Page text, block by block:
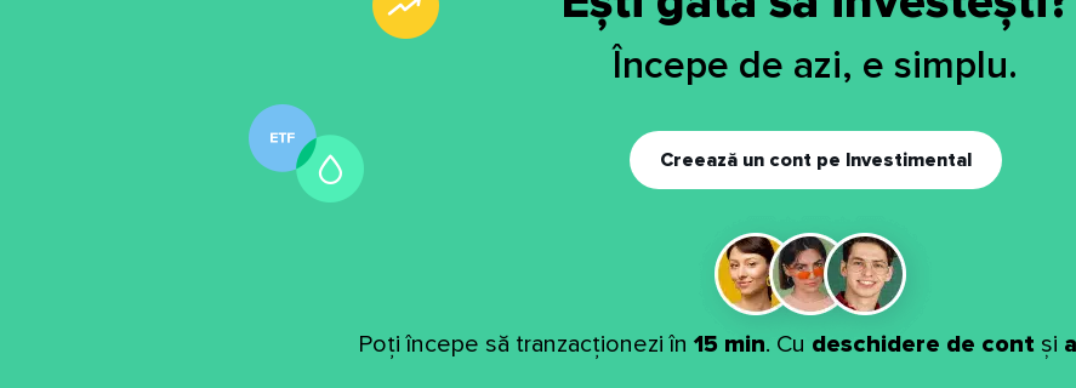
Începe de azi, e simplu.
Creează un cont pe Investimental
Poți începe să tranzacționezi în 15 min. Cu deschidere de cont și